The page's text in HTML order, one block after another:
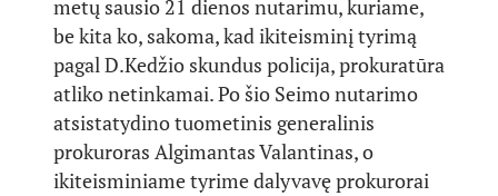
metų sausio 21 dienos nutarimu, kuriame,
be kita ko, sakoma, kad ikiteisminį tyrimą
pagal D.Kedžio skundus policija, prokuratūra
atliko netinkamai. Po šio Seimo nutarimo
atsistatydino tuometinis generalinis
prokuroras Algimantas Valantinas, o
ikiteisminiame tyrime dalyvavę prokurorai